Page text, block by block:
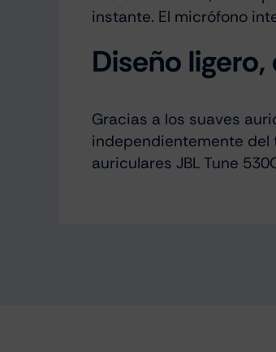
instante. El micrófono
Diseño
Gracias a los suaves
independientemente del
auriculares JBL Tune